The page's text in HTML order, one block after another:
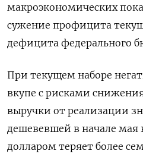
макроэкономических
сужение профицита
дефицита федерального
При текущем наборе
вкупе с рисками
выручки от реализации
дешевевшей в начале мая
долларом теряет более